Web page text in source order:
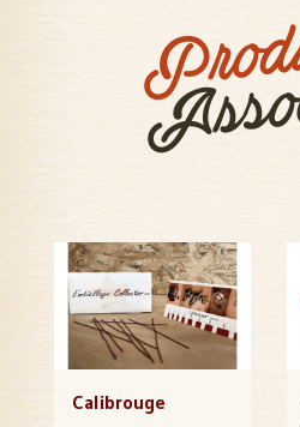
Calibrouge